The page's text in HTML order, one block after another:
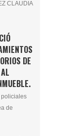
CLAUDIA
DE
policiales
de